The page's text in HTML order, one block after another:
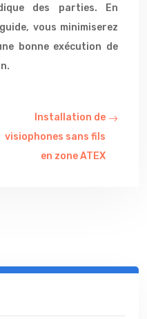
des parties. En
vous minimiserez
bonne exécution de
Installation de
visiophones sans fils
en zone ATEX